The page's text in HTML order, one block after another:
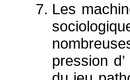
Les
pression